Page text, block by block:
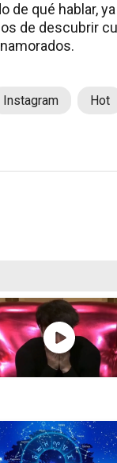
de qué hablar,
de descubrir
Instagram Hot